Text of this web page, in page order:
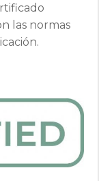
las normas